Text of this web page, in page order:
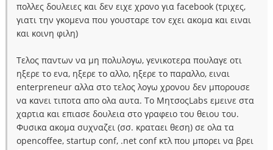
πολλες δουλειες και δεν ειχε χρονο για facebook (τριχες,
γιατι την γκομενα που γουσταρε τον εχει ακομα και ειναι
και κοινη φιλη)
Τελος παντων να μη πολυλογω, γενικοτερα πουλαγε οτι
ηξερε το ενα, ηξερε το αλλο, ηξερε το παραλλο, ειναι
enterpreneur αλλα στο τελος λογω χρονου δεν μπορουσε
να κανει τιποτα απο ολα αυτα. Το ΜητσοςLabs εμεινε στα
χαρτια και επιασε δουλεια στο γραφειο του θειου του.
Φυσικα ακομα συχναζει (σσ. κραταει θεση) σε ολα τα
opencoffee, startup conf, .net conf κτλ που μπορει να βρει